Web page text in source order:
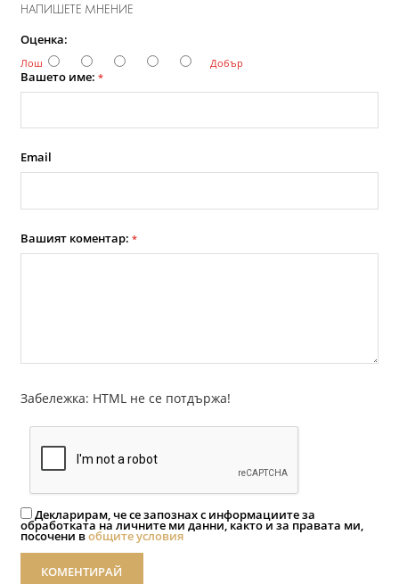
НАПИШЕТЕ МНЕНИЕ
Оценка:
Лош Добър
Вашето име: *
Email
Вашият коментар: *
Забележка: HTML не се потдържа!
Декларирам, че се запознах с информациите за
обработката на личните ми данни, както и за правата ми,
посочени вобщите условия
КОМЕНТИРАЙ